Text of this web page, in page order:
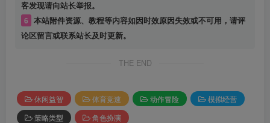
客发现请向站长举报。
6 本站附件资源、教程等内容如因时效原因失效或不可用，请评
论区留言或联系站长及时更新。
THE END
休闲益智 体育竞速 动作冒险
模拟经营
策略类型
角色扮演